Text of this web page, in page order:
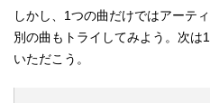
しかし、1つの曲だけではアーテ
別の曲もトライしてみよう。次
いただこう。